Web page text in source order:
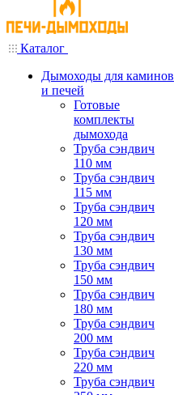
Каталог
Дымоходы для каминов
и печей
Готовые
комплекты
дымохода
Труба сэндвич
110 мм
Труба сэндвич
115 мм
Труба сэндвич
120 мм
Труба сэндвич
130 мм
Труба сэндвич
150 мм
Труба сэндвич
180 мм
Труба сэндвич
200 мм
Труба сэндвич
220 мм
Труба сэндвич